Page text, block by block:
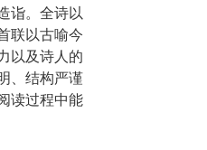
诣。全诗以
联以古喻今
以及诗人的
、结构严谨
读过程中能